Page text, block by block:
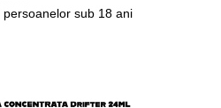
sub 18 ani